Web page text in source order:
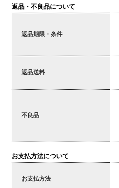
返品・不良品について
返品期限・条件
返品送料
不良品
お支払方法について
お支払方法